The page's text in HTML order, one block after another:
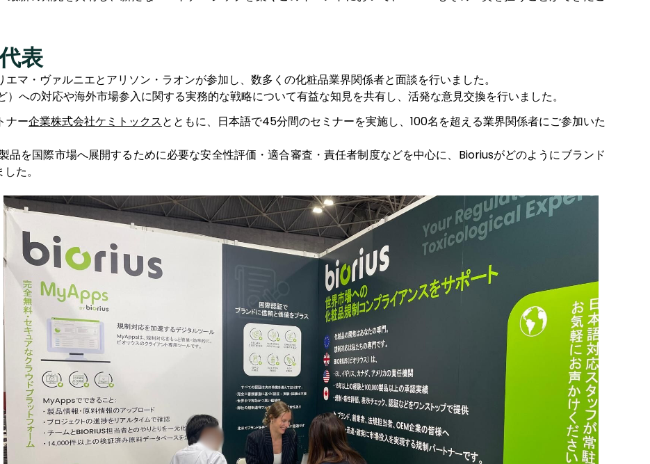
表
マ・ヴァルニエとアリソン・ラオンが参加し、数多くの化粧品業界関係者と面談を行いました。
への対応や海外市場参入に関する実務的な戦略について有益な知見を共有し、活発な意見交換を行いました。
ナー企業株式会社ケミトックスとともに、日本語で45分間のセミナーを実施し、100名を超える業界関係者にご参加いた
品を国際市場へ展開するために必要な安全性評価・適合審査・責任者制度などを中心に、Bioriusがどのようにブランド
た。